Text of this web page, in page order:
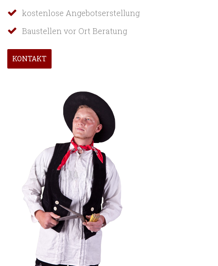
kostenlose Angebotserstellung
Baustellen vor Ort Beratung
KONTAKT